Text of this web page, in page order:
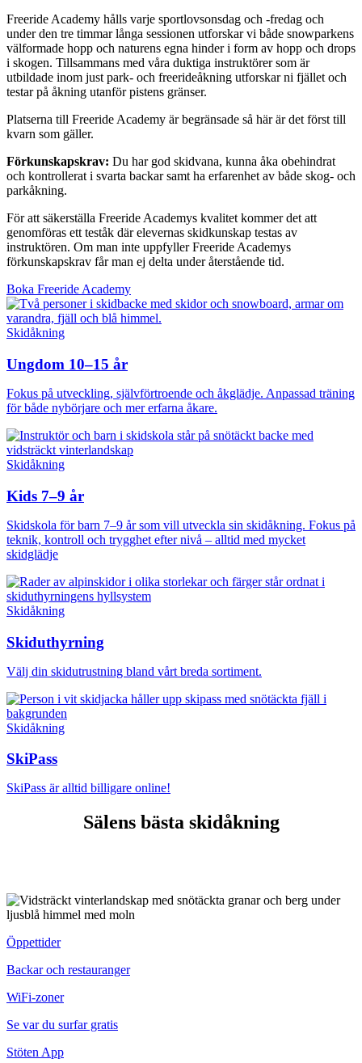
Freeride Academy hålls varje sportlovsonsdag och -fredag och
under den tre timmar långa sessionen utforskar vi både snowparkens
välformade hopp och naturens egna hinder i form av hopp och drops
i skogen. Tillsammans med våra duktiga instruktörer som är
utbildade inom just park- och freerideåkning utforskar ni fjället och
testar på åkning utanför pistens gränser.
Platserna till Freeride Academy är begränsade så här är det först till
kvarn som gäller.
Förkunskapskrav: Du har god skidvana, kunna åka obehindrat
och kontrollerat i svarta backar samt ha erfarenhet av både skog- och
parkåkning.
För att säkerställa Freeride Academys kvalitet kommer det att
genomföras ett teståk där elevernas skidkunskap testas av
instruktören. Om man inte uppfyller Freeride Academys
förkunskapskrav får man ej delta under återstående tid.
Boka Freeride Academy
Skidåkning
Ungdom 10–15 år
Fokus på utveckling, självförtroende och åkglädje. Anpassad träning
för både nybörjare och mer erfarna åkare.
Skidåkning
Kids 7–9 år
Skidskola för barn 7–9 år som vill utveckla sin skidåkning. Fokus på
teknik, kontroll och trygghet efter nivå – alltid med mycket
skidglädje
Skidåkning
Skiduthyrning
Välj din skidutrustning bland vårt breda sortiment.
Skidåkning
SkiPass
SkiPass är alltid billigare online!
Sälens bästa skidåkning
Öppettider
Backar och restauranger
WiFi-zoner
Se var du surfar gratis
Stöten App